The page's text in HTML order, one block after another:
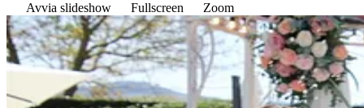
Avvia slideshow
Fullscreen Zoom